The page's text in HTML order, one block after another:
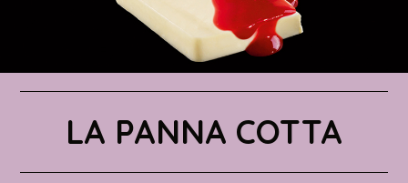
LA PANNA COTTA